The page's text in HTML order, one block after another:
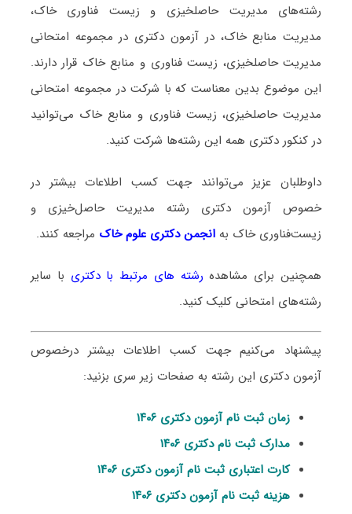
رشته‌های مدیریت حاصلخیزی و زیست فناوری خاک،
مدیریت منابع خاک، در آزمون دکتری در مجموعه امتحانی
مدیریت حاصلخیزی، زیست فناوری و منابع خاک قرار دارند.
این موضوع بدین معناست که با شرکت در مجموعه امتحانی
مدیریت حاصلخیزی، زیست فناوری و منابع خاک می‌توانید
در کنکور دکتری همه این رشته‌ها شرکت کنید.
داوطلبان عزیز می‌توانند جهت کسب اطلاعات بیشتر در
خصوص آزمون دکتری رشته مدیریت حاصل‌خیزی و
زیست‌فناوری خاک به انجمن دکتری علوم خاک مراجعه کنند.
همچنین برای مشاهده رشته های مرتبط با دکتری با سایر
رشته‌های امتحانی کلیک کنید.
پیشنهاد می‌کنیم جهت کسب اطلاعات بیشتر درخصوص
آزمون دکتری این رشته به صفحات زیر سری بزنید:
زمان ثبت نام آزمون دکتری ۱۴۰۶
مدارک ثبت نام دکتری ۱۴۰۶
کارت اعتباری ثبت نام آزمون دکتری ۱۴۰۶
هزینه ثبت نام آزمون دکتری ۱۴۰۶